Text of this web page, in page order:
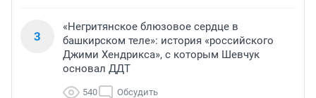
3
«Негритянское блюзовое сердце в
башкирском теле»: история «российского
Джими Хендрикса», с которым Шевчук
основал ДДТ
540 Обсудить